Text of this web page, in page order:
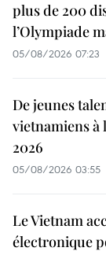
plus de 200
l’Olympiade
05/08/2026 07:23
De jeunes
vietnamiens à
2026
05/08/2026 03:55
Le Vietnam
électronique